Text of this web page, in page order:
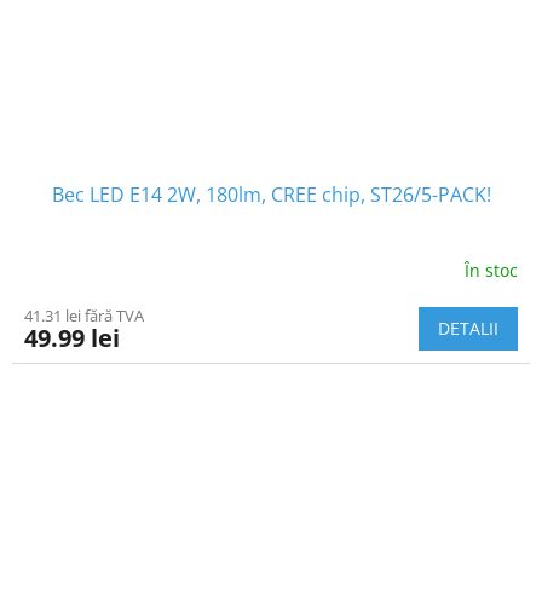
Bec LED E14 2W, 180lm, CREE chip, ST26/5-PACK!
În stoc
41.31 lei fără TVA
49.99 lei DETALII